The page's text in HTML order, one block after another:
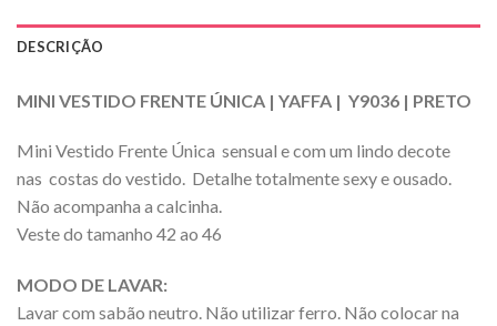
DESCRIÇÃO
MINI VESTIDO FRENTE ÚNICA | YAFFA | Y9036 | PRETO
Mini Vestido Frente Única sensual e com um lindo decote
nas costas do vestido. Detalhe totalmente sexy e ousado.
Não acompanha a calcinha.
Veste do tamanho 42 ao 46
MODO DE LAVAR:
Lavar com sabão neutro. Não utilizar ferro. Não colocar na